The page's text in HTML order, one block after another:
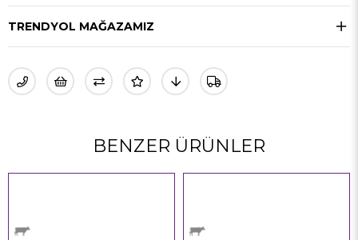
TRENDYOL MAĞAZAMIZ
BENZER ÜRÜNLER